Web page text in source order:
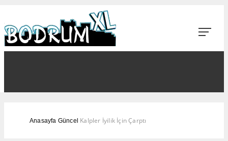
Anasayfa Güncel Kalpler İyilik İçin Çarptı